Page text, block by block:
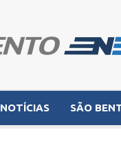
NOTÍCIAS SÃO